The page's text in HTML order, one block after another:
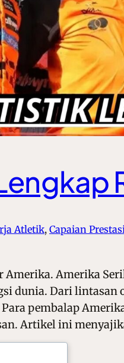
Atletik, Capaian
Amerika. Amerika
dunia. Dari
pembalap
Artikel ini